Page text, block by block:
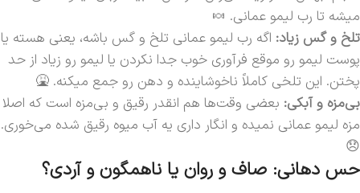
میشه تا رب لیمو عمانی. 🍬
تلخ و گس زیاد: اگه رب لیمو عمانی تلخ و گس باشه، یعنی هسته یا
پوست لیمو رو موقع فرآوری خوب جدا نکردن یا لیمو رو زیاد از حد
پختن. این تلخی کاملاً ناخوشاینده و دهن رو جمع میکنه. 🤮
بی‌مزه و آبکی: بعضی وقت‌ها هم انقدر رقیق و بی‌مزه است که اصلا
مزه لیمو عمانی نمیده و انگار داری یه آب میوه رقیق شده می‌خوری.
😞
حس دهانی: صاف و روان یا ناهمگون و آردی؟